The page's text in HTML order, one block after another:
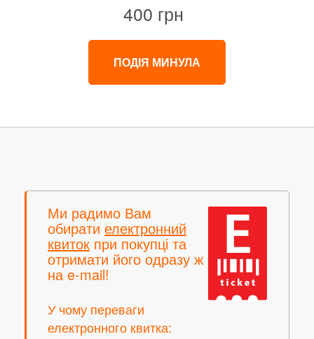
400 грн
ПОДІЯ МИНУЛА
Ми радимо Вам
обирати електронний
квиток при покупці та
отримати його одразу ж
на e-mail!
У чому переваги
електронного квитка: